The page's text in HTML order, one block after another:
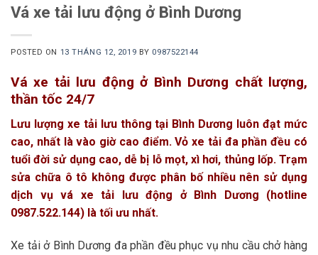
Vá xe tải lưu động ở Bình Dương
POSTED ON 13 THÁNG 12, 2019 BY 0987522144
Vá xe tải lưu động ở Bình Dương chất lượng,
thần tốc 24/7
Lưu lượng xe tải lưu thông tại Bình Dương luôn đạt mức
cao, nhất là vào giờ cao điểm. Vỏ xe tải đa phần đều có
tuổi đời sử dụng cao, dễ bị lỗ mọt, xì hơi, thủng lốp. Trạm
sửa chữa ô tô không được phân bố nhiều nên sử dụng
dịch vụ vá xe tải lưu động ở Bình Dương (hotline
0987.522.144) là tối ưu nhất.
Xe tải ở Bình Dương đa phần đều phục vụ nhu cầu chở hàng